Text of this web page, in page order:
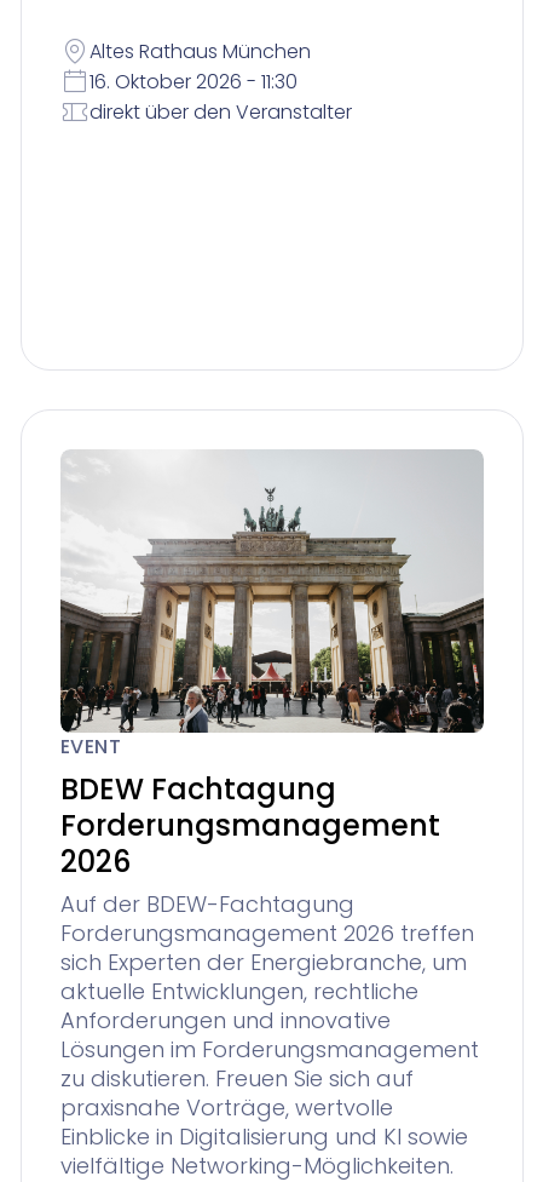
Altes Rathaus München
16. Oktober 2026 - 11:30
direkt über den Veranstalter
EVENT
BDEW Fachtagung
Forderungsmanagement
2026
Auf der BDEW-Fachtagung
Forderungsmanagement 2026 treffen
sich Experten der Energiebranche, um
aktuelle Entwicklungen, rechtliche
Anforderungen und innovative
Lösungen im Forderungsmanagement
zu diskutieren. Freuen Sie sich auf
praxisnahe Vorträge, wertvolle
Einblicke in Digitalisierung und KI sowie
vielfältige Networking-Möglichkeiten.